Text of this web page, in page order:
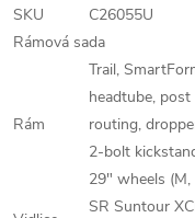
SKU
C26055U
Rámová sada
Rám
Trail,
headtube,
routing,
2-bolt
29" wheels (M,
SR Suntour